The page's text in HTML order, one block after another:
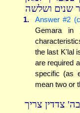
שנים ושלשה
1. Answer #2
Gemara in
the last K'lal
are required
specific (as
mean two or
צדדין צריך